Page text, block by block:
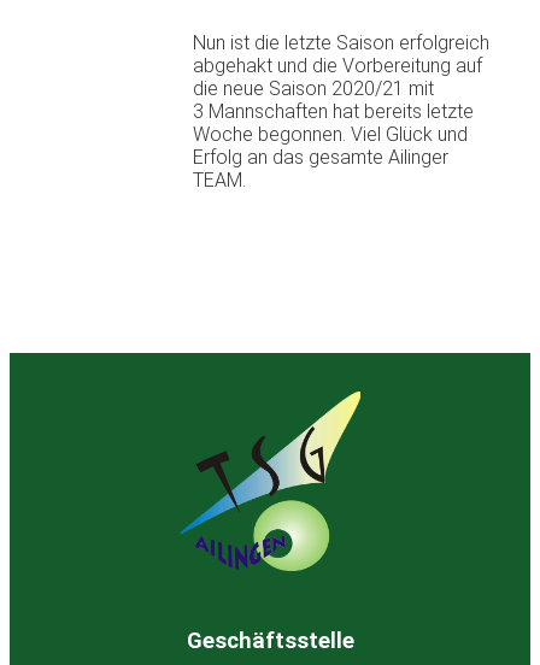
Nun ist die letzte Saison erfolgreich
abgehakt und die Vorbereitung auf
die neue Saison 2020/21 mit
3 Mannschaften hat bereits letzte
Woche begonnen. Viel Glück und
Erfolg an das gesamte Ailinger
TEAM.
Geschäftsstelle